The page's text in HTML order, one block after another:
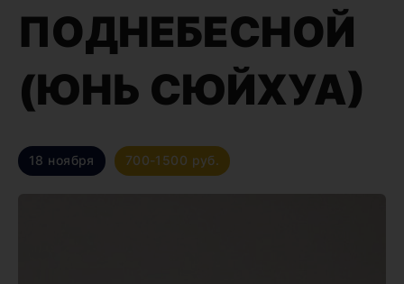
ПОДНЕБЕСНОЙ
(ЮНЬ СЮЙХУА)
18 ноября 700-1500 руб.